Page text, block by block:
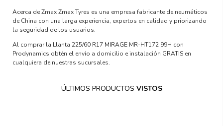
Acerca de Zmax Zmax Tyres es una empresa fabricante de neumáticos
de China con una larga experiencia, expertos en calidad y priorizando
la seguridad de los usuarios.
Al comprar la Llanta 225/60 R17 MIRAGE MR-HT172 99H con
Prodynamics obtén el envío a domicilio e instalación GRATIS en
cualquiera de nuestras sucursales.
ÚLTIMOS PRODUCTOS VISTOS